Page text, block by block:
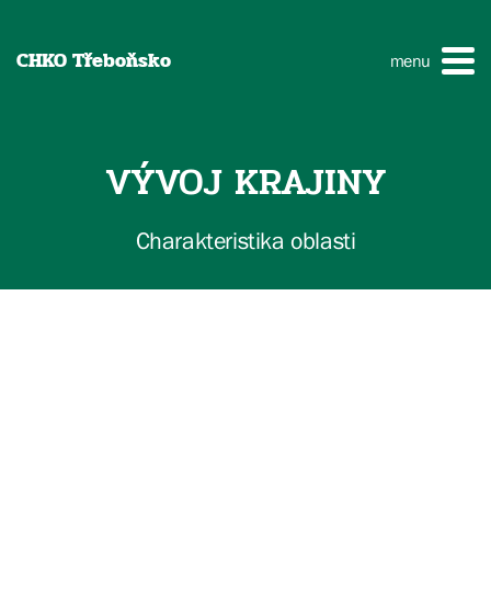
CHKO Třeboňsko menu
VÝVOJ KRAJINY
Charakteristika oblasti